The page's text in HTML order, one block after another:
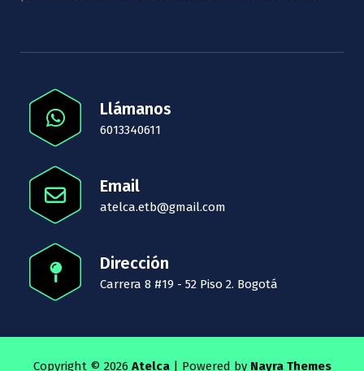
Llámanos
6013340611
Email
atelca.etb@gmail.com
Dirección
Carrera 8 #19 - 52 Piso 2. Bogotá
Copyright © 2026 Atelca| Powered by Nayra Themes